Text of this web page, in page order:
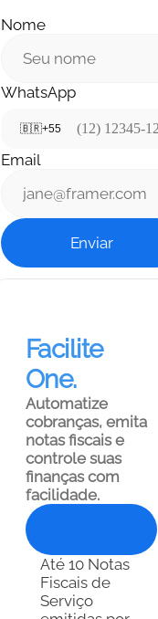
Nome
WhatsApp
🇧🇷+55
Email
Enviar
Facilite
One.
Automatize
cobranças, emita
notas fiscais e
controle suas
finanças com
facilidade.
Experimente Gratis
Até 10 Notas
Fiscais de
Serviço